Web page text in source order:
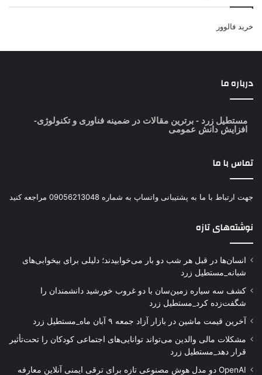
خرید فالوور
درباره ما
مستطیل زرد - برترین مقالات در ضمینه فناوری و تکنولوژی-
افزایش دانش عمومی
تماس با ما
جهت ارتباط با ما به پشتیبانی واتساپ به شماره 09056213048 مراجعه کنید
نوشته‌های تازه
انسان‌ها در قبل هر شب دو بار می‌خوابیدند؛ دلیلی برای بیخوابی‌های
شبانه_مستطیل زرد
کشف سه سیاره زمین‌سان با دو غروب خورشید دانشمندان را
شگفت‌زده کرد_مستطیل زرد
آخرین قیمت ماشین در بازار آزاد جمعه ۹ آبان ماه_مستطیل زرد
مشکلات مالی والدین می‌تواند توانایی‌های اجتماعی کودکان را تحت‌تأثیر
قرار دهد_مستطیل زرد
OpenAI دو مدل هوش مصنوعی تازه برای ترقی ایمنی آنلاین معارفه